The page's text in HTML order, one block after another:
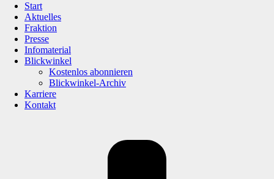
Start
Aktuelles
Fraktion
Presse
Infomaterial
Blickwinkel
Kostenlos abonnieren
Blickwinkel-Archiv
Karriere
Kontakt